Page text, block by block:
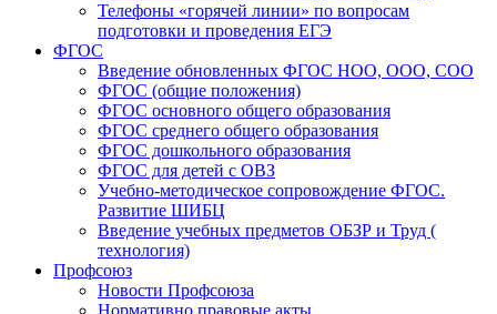
Телефоны «горячей линии» по вопросам
подготовки и проведения ЕГЭ
ФГОС
Введение обновленных ФГОС НОО, ООО, СОО
ФГОС (общие положения)
ФГОС основного общего образования
ФГОС среднего общего образования
ФГОС дошкольного образования
ФГОС для детей с ОВЗ
Учебно-методическое сопровождение ФГОС.
Развитие ШИБЦ
Введение учебных предметов ОБЗР и Труд (
технология)
Профсоюз
Новости Профсоюза